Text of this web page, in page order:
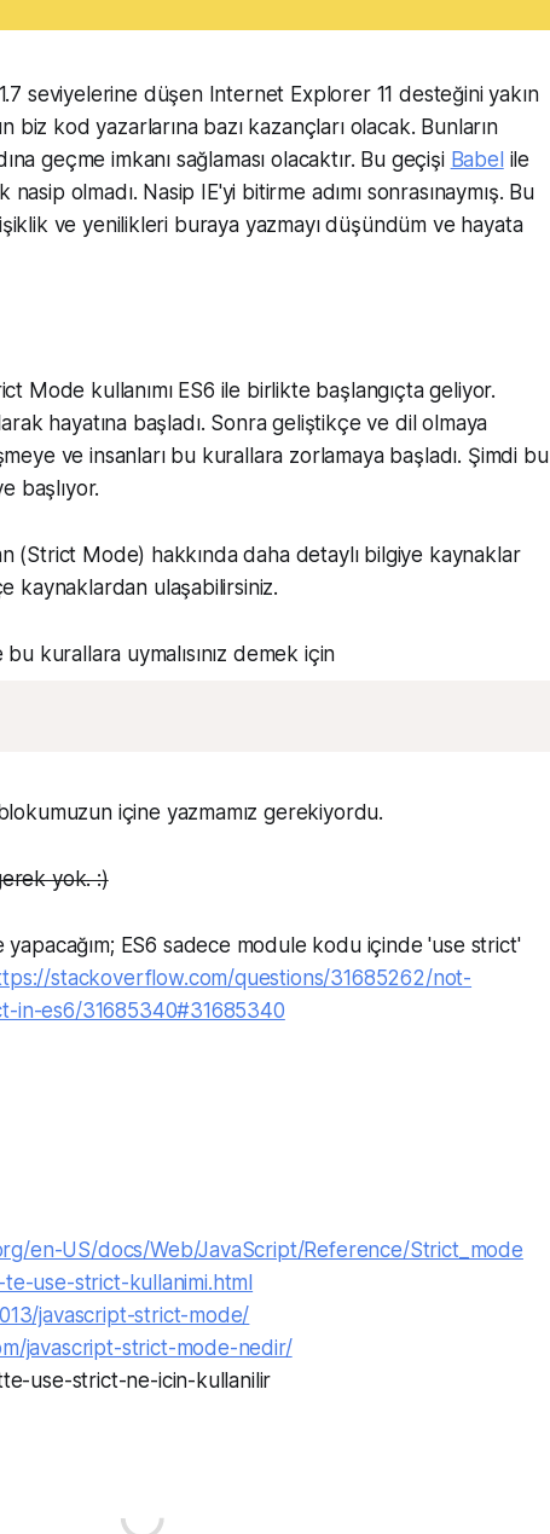
1.7 seviyelerine düşen Internet Explorer 11 desteğini yakın
biz kod yazarlarına bazı kazançları olacak. Bunların
geçme imkanı sağlaması olacaktır. Bu geçişi Babel ile
olmadı. Nasip IE'yi bitirme adımı sonrasınaymış. Bu
ve yenilikleri buraya yazmayı düşündüm ve hayata
Mode kullanımı ES6 ile birlikte başlangıçta geliyor.
hayatına başladı. Sonra geliştikçe ve dil olmaya
ve insanları bu kurallara zorlamaya başladı. Şimdi bu
başlıyor.
(Strict Mode) hakkında daha detaylı bilgiye kaynaklar
kaynaklardan ulaşabilirsiniz.
kurallara uymalısınız demek için
içine yazmamız gerekiyordu.
yok. :)
yapacağım; ES6 sadece module kodu içinde 'use strict'
stackoverflow.com/questions/31685262/not-
in-es6/31685340#31685340
en-US/docs/Web/JavaScript/Reference/Strict_mode
use-strict-kullanimi.html
javascript-strict-mode/
javascript-strict-mode-nedir/
use-strict-ne-icin-kullanilir